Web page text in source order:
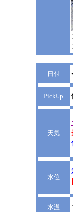
日付
PickUp
天気
水位
水温